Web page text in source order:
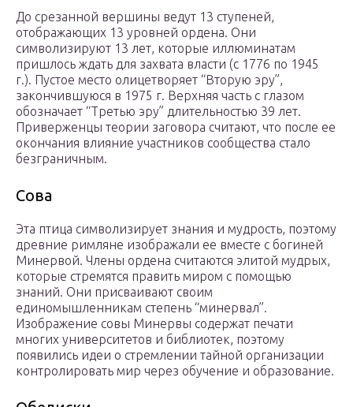
До срезанной вершины ведут 13 ступеней,
отображающих 13 уровней ордена. Они
символизируют 13 лет, которые иллюминатам
пришлось ждать для захвата власти (с 1776 по 1945
г.). Пустое место олицетворяет “Вторую эру”,
закончившуюся в 1975 г. Верхняя часть с глазом
обозначает “Третью эру” длительностью 39 лет.
Приверженцы теории заговора считают, что после ее
окончания влияние участников сообщества стало
безграничным.
Сова
Эта птица символизирует знания и мудрость, поэтому
древние римляне изображали ее вместе с богиней
Минервой. Члены ордена считаются элитой мудрых,
которые стремятся править миром с помощью
знаний. Они присваивают своим
единомышленникам степень “минервал”.
Изображение совы Минервы содержат печати
многих университетов и библиотек, поэтому
появились идеи о стремлении тайной организации
контролировать мир через обучение и образование.